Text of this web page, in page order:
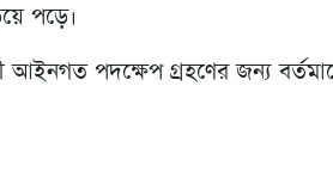
পড়ে।
আইনগত পদক্ষেপ গ্রহণের জন্য